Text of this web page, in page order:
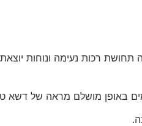
רכות נעימה ונוחות
באופן מושלם מראה של דשא